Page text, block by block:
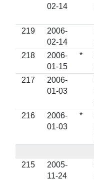
02-14
219
2006-
02-14
218
2006-
01-15
*
217
2006-
01-03
216
2006-
01-03
*
215
2005-
11-24